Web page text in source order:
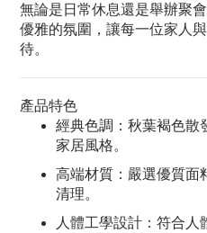
無論是日常休息還是舉辦聚
優雅的氛圍，讓每一位家人
待。
產品特色
經典色調：秋葉褐色散
家居風格。
高端材質：嚴選優質面
清理。
人體工學設計：符合人